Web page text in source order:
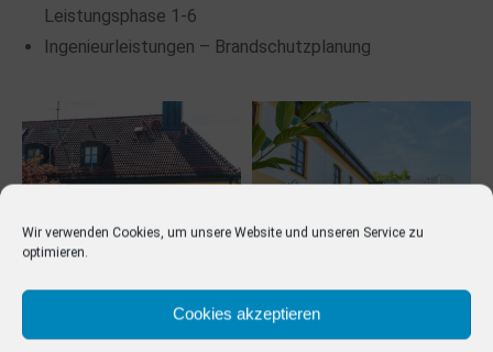
Wir verwenden Cookies, um unsere Website und unseren Service zu
optimieren.
Cookies akzeptieren
Leistungsphase 1-6
Ingenieurleistungen – Brandschutzplanung